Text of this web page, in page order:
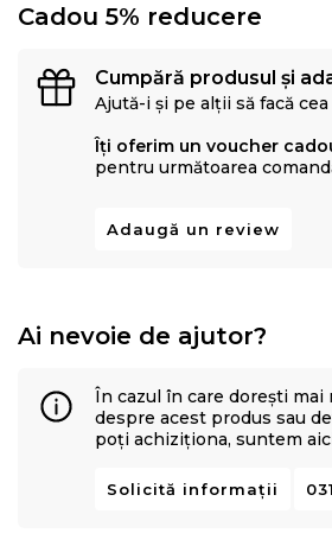
Cadou 5% reducere
Cumpără produsul și
Ajută-i și pe alții să facă
Îți oferim un voucher
pentru următoarea
Adaugă un review
Ai nevoie de ajutor?
În cazul în care dorești
despre acest produs sau
poți achiziționa, suntem
Solicită informații